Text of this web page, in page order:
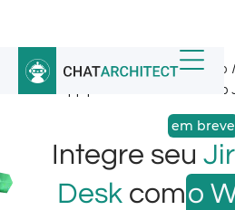
Início Integrações do WhatsApp /
WhatsApp para o Service Desk do
em breve
Integre seu
Deskcomo